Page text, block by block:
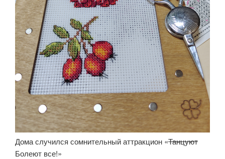
Дома случился сомнительный аттракцион «Танцуют
Болеют все!»